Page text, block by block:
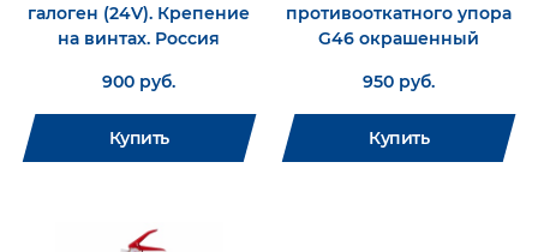
галоген (24V). Крепение
на винтах. Россия
900 руб.
Купить
противооткатного упора
G46 окрашенный
950 руб.
Купить